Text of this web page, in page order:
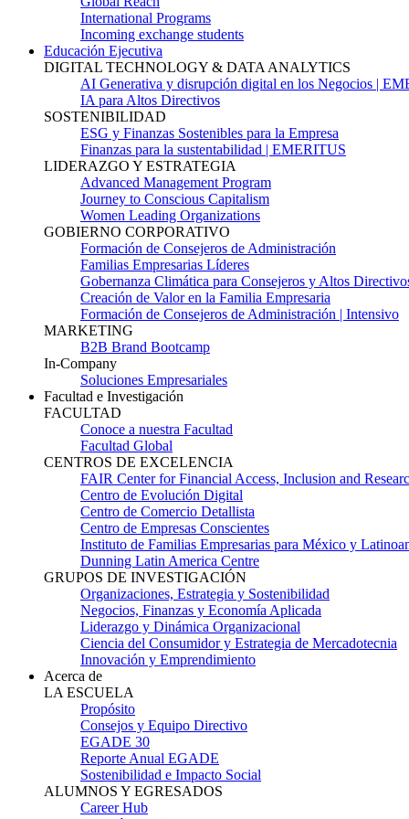
International Programs
Incoming exchange students
Educación Ejecutiva
DIGITAL TECHNOLOGY & DATA ANALYTICS
AI Generativa y disrupción digital en los Negocios |
IA para Altos Directivos
SOSTENIBILIDAD
ESG y Finanzas Sostenibles para la Empresa
Finanzas para la sustentabilidad | EMERITUS
LIDERAZGO Y ESTRATEGIA
Advanced Management Program
Journey to Conscious Capitalism
Women Leading Organizations
GOBIERNO CORPORATIVO
Formación de Consejeros de Administración
Familias Empresarias Líderes
Gobernanza Climática para Consejeros y Altos
Creación de Valor en la Familia Empresaria
Formación de Consejeros de Administración | Intensivo
MARKETING
B2B Brand Bootcamp
In-Company
Soluciones Empresariales
Facultad e Investigación
FACULTAD
Conoce a nuestra Facultad
Facultad Global
CENTROS DE EXCELENCIA
FAIR Center for Financial Access, Inclusion and
Centro de Evolución Digital
Centro de Comercio Detallista
Centro de Empresas Conscientes
Instituto de Familias Empresarias para México y
Dunning Latin America Centre
GRUPOS DE INVESTIGACIÓN
Organizaciones, Estrategia y Sostenibilidad
Negocios, Finanzas y Economía Aplicada
Liderazgo y Dinámica Organizacional
Ciencia del Consumidor y Estrategia de Mercadotecnia
Innovación y Emprendimiento
Acerca de
LA ESCUELA
Propósito
Consejos y Equipo Directivo
EGADE 30
Reporte Anual EGADE
Sostenibilidad e Impacto Social
ALUMNOS Y EGRESADOS
Career Hub